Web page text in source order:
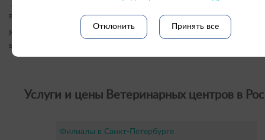
А про оставшихся 2 вида лейкоцитов (лимфоциты и моноциты)
в следующей статье.
Материал подготовил Сверж Александр Анатольевич –
врач-лаборант.
Услуги и цены Ветеринарных центров в
Филиалы в Санкт-Петербурге
Отклонить Принять все